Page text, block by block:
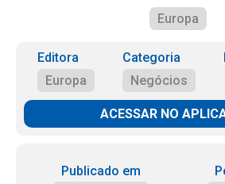
Europa
Editora
Europa
Categoria
Negócios
ACESSAR NO
Publicado em